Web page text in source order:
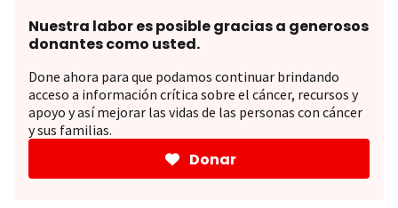
Nuestra labor es posible gracias a generosos
donantes como usted.
Done ahora para que podamos continuar brindando
acceso a información crítica sobre el cáncer, recursos y
apoyo y así mejorar las vidas de las personas con cáncer
y sus familias.
Donar